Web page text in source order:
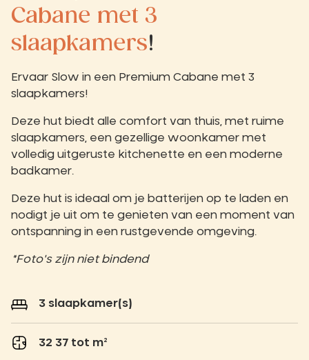
Cabane met 3
slaapkamers!
Ervaar Slow in een Premium Cabane met 3
slaapkamers!
Deze hut biedt alle comfort van thuis, met ruime
slaapkamers, een gezellige woonkamer met
volledig uitgeruste kitchenette en een moderne
badkamer.
Deze hut is ideaal om je batterijen op te laden en
nodigt je uit om te genieten van een moment van
ontspanning in een rustgevende omgeving.
*Foto's zijn niet bindend
3 slaapkamer(s)
32 37 tot m²